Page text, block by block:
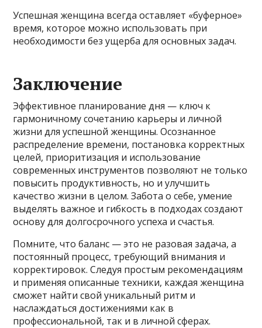
Успешная женщина всегда оставляет «буферное»
время, которое можно использовать при
необходимости без ущерба для основных задач.
Заключение
Эффективное планирование дня — ключ к
гармоничному сочетанию карьеры и личной
жизни для успешной женщины. Осознанное
распределение времени, постановка корректных
целей, приоритизация и использование
современных инструментов позволяют не только
повысить продуктивность, но и улучшить
качество жизни в целом. Забота о себе, умение
выделять важное и гибкость в подходах создают
основу для долгосрочного успеха и счастья.
Помните, что баланс — это не разовая задача, а
постоянный процесс, требующий внимания и
корректировок. Следуя простым рекомендациям
и применяя описанные техники, каждая женщина
сможет найти свой уникальный ритм и
наслаждаться достижениями как в
профессиональной, так и в личной сферах.